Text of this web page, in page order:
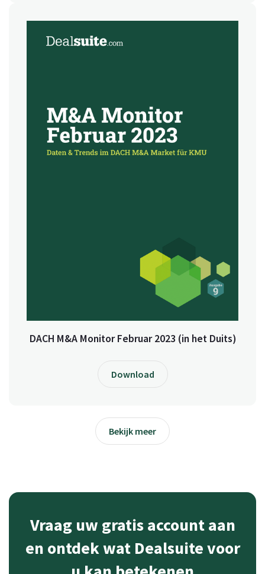
DACH M&A Monitor Februar 2023 (in het Duits)
Download
Bekijk meer
Vraag uw gratis account aan
en ontdek wat Dealsuite voor